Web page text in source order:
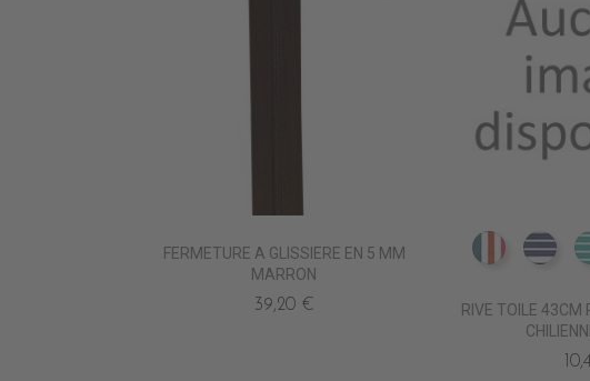
FERMETURE A GLISSIERE EN 5 MM
MARRON
39,20 €
DT0211
RIVE TOILE 43CM